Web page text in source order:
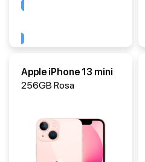
Apple iPhone 13 mini
256GB Rosa